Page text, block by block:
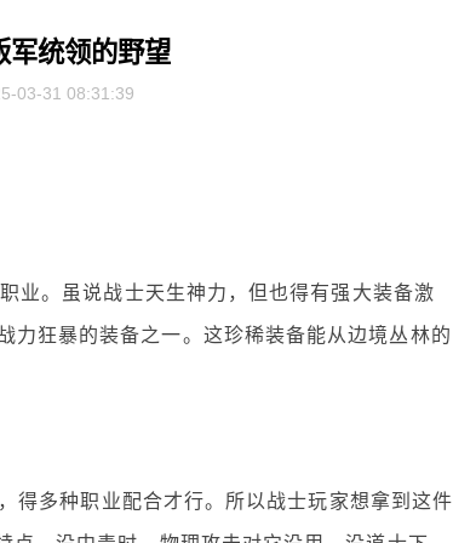
军统领的野望
03-31 08:31:39
业。虽说战士天生神力，但也得有强大装备激
力狂暴的装备之一。这珍稀装备能从边境丛林的
多种职业配合才行。所以战士玩家想拿到这件